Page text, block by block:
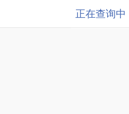
正在查询中